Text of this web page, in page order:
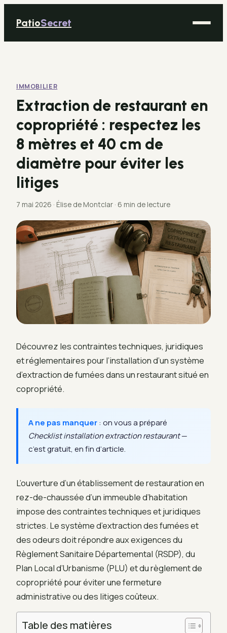
PatioSecret
Bricolage
Déco
Immobilier
Jardinage
IMMOBILIER
Extraction de restaurant en
copropriété : respectez les
8 mètres et 40 cm de
diamètre pour éviter les
litiges
7 mai 2026 · Élise de Montclar · 6 min de lecture
Découvrez les contraintes techniques, juridiques
et réglementaires pour l’installation d’un système
d’extraction de fumées dans un restaurant situé en
copropriété.
A ne pas manquer: on vous a préparé
Checklist installation extraction restaurant—
c’est gratuit, en fin d’article.
L’ouverture d’un établissement de restauration en
rez-de-chaussée d’un immeuble d’habitation
impose des contraintes techniques et juridiques
strictes. Le système d’extraction des fumées et
des odeurs doit répondre aux exigences du
Règlement Sanitaire Départemental (RSDP), du
Plan Local d’Urbanisme (PLU) et du règlement de
copropriété pour éviter une fermeture
administrative ou des litiges coûteux.
Table des matières